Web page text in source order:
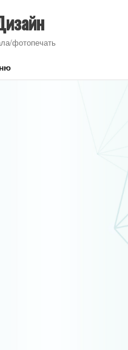
фотопечать